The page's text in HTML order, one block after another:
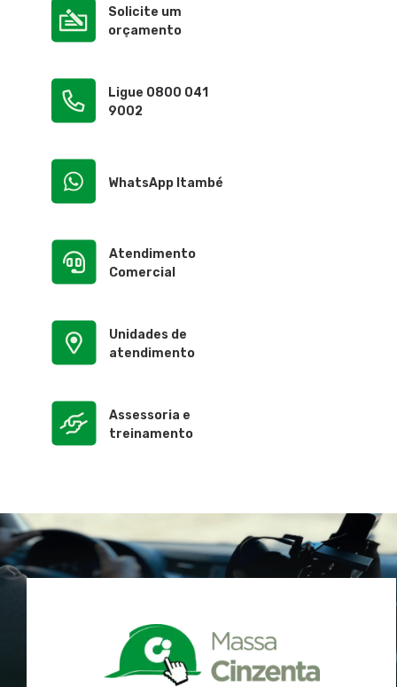
Solicite um
orçamento
Ligue 0800 041
9002
WhatsApp Itambé
Atendimento
Comercial
Unidades de
atendimento
Assessoria e
treinamento